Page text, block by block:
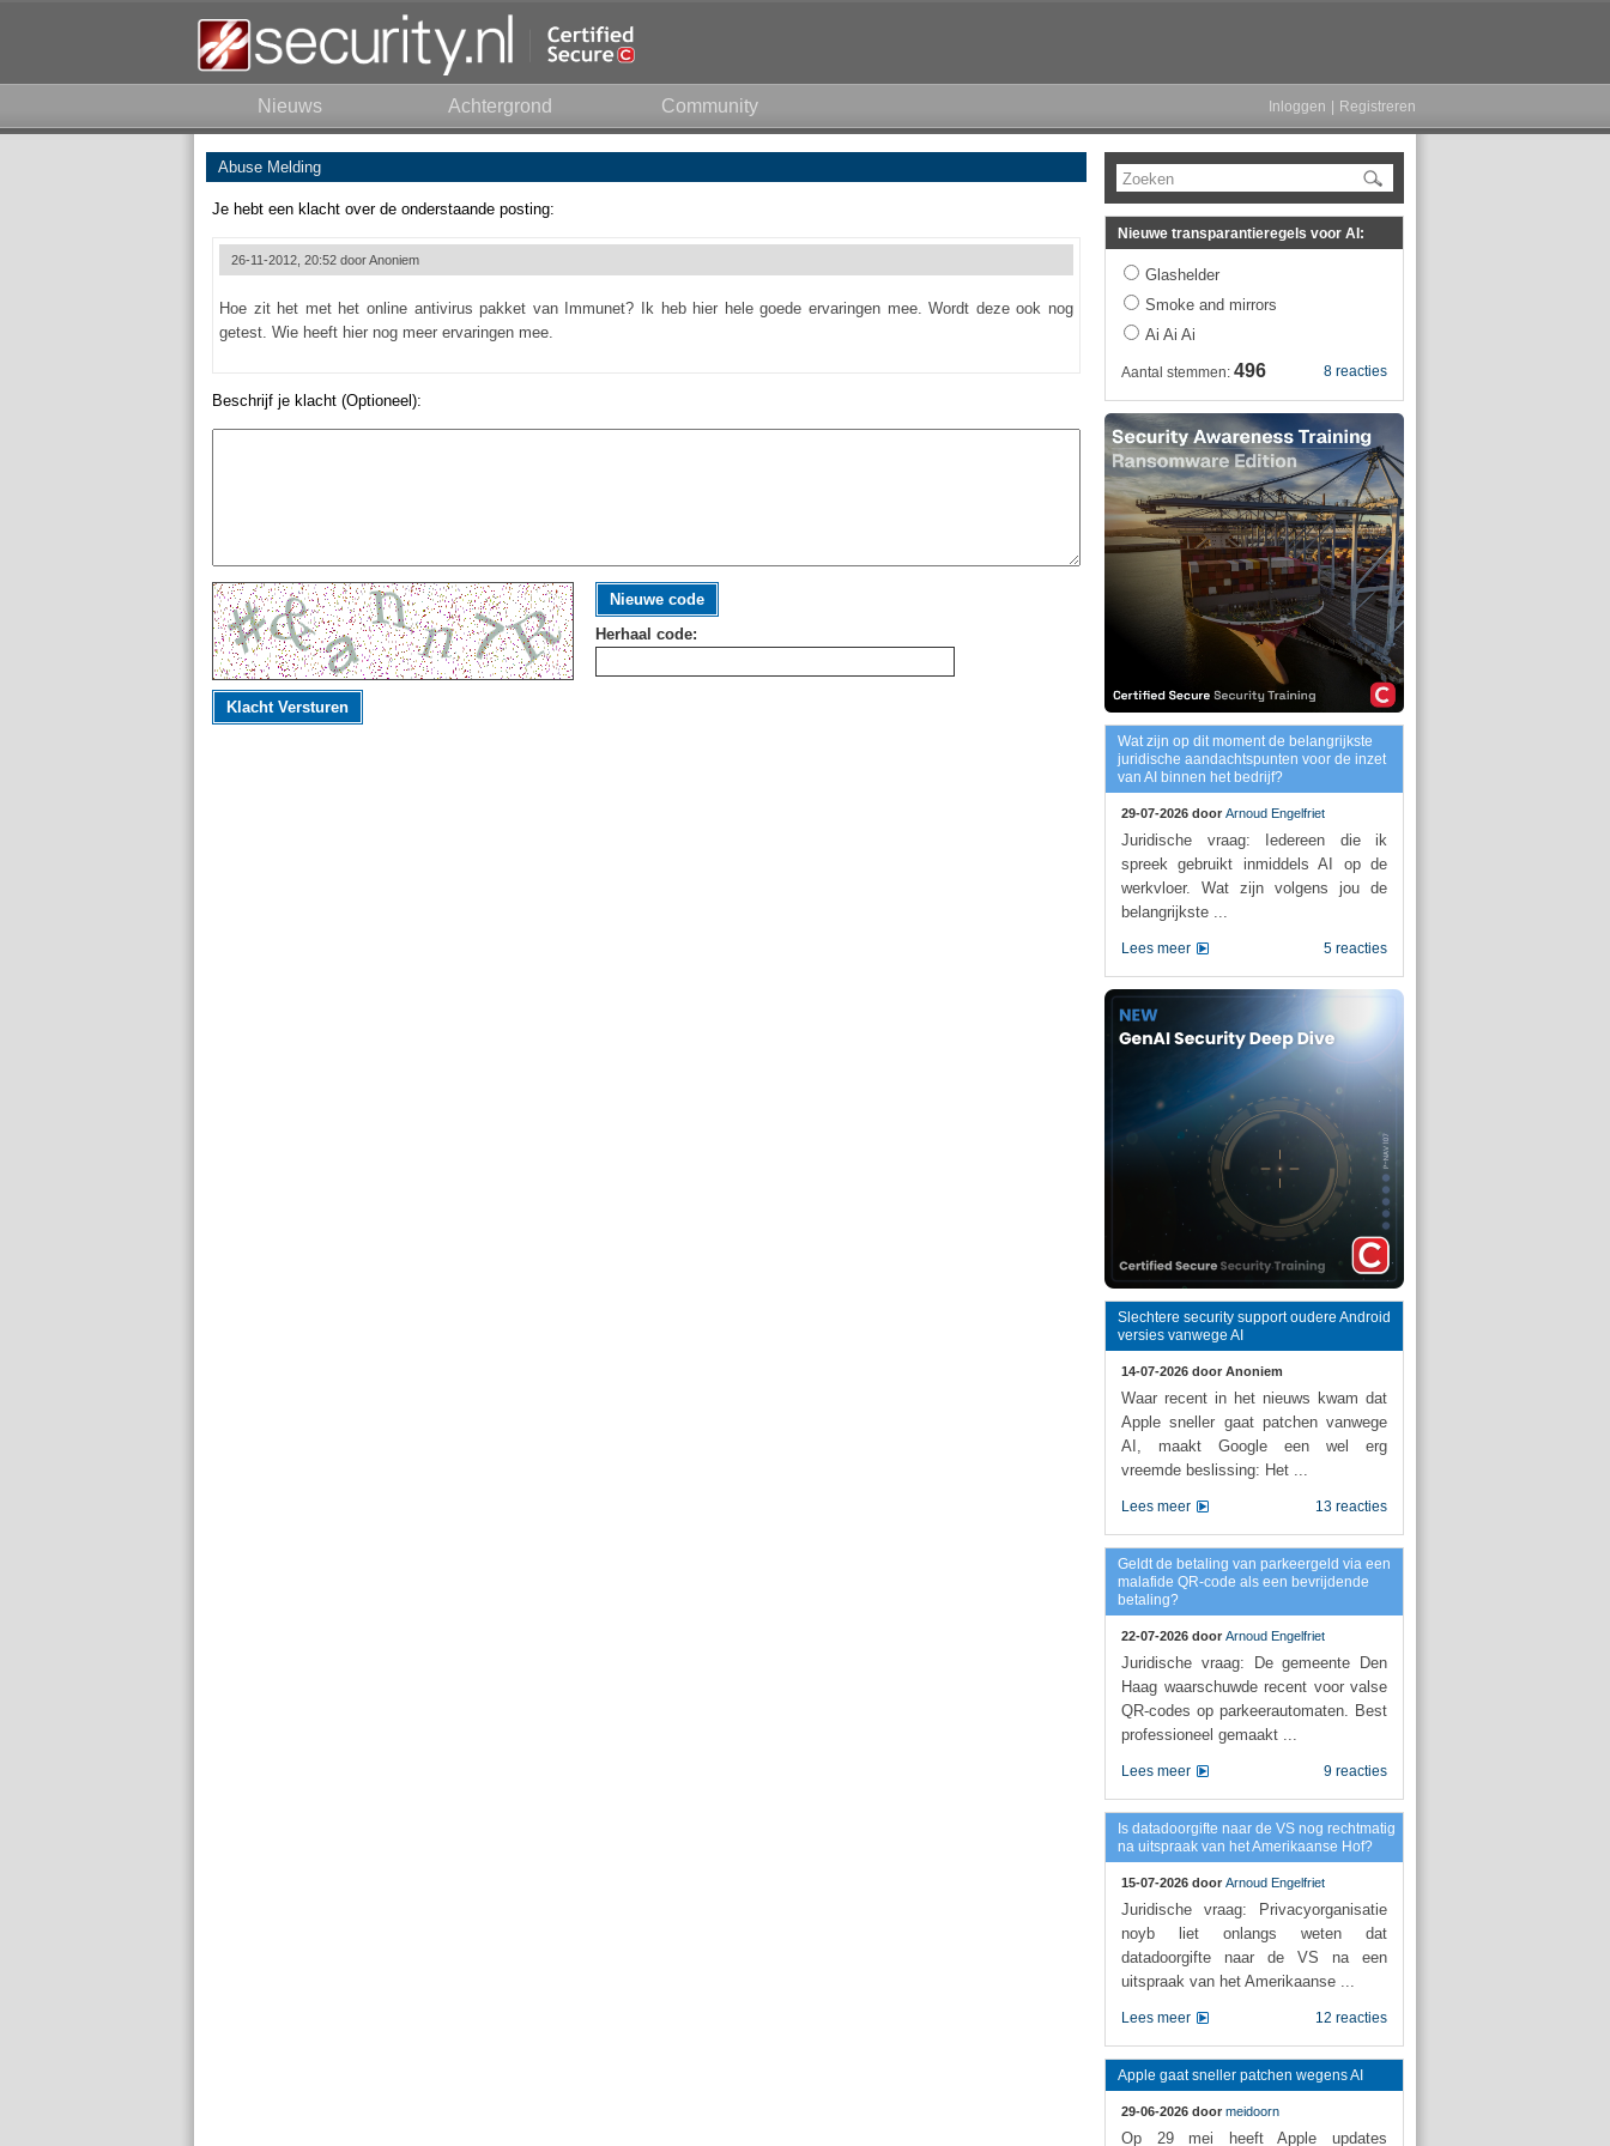
Nieuws Achtergrond Community Inloggen Registreren
Abuse Melding
Je hebt een klacht over de onderstaande posting:
26-11-2012, 20:52 doorAnoniem
Hoe zit het met het online antivirus pakket van Immunet? Ik heb hier hele goede ervaringen mee. Wordt deze ook nog
getest. Wie heeft hier nog meer ervaringen mee.
Beschrijf je klacht (Optioneel):
Nieuwe code
Herhaal code:
Klacht Versturen
Zoeken
Nieuwe transparantieregels voor AI:
Glashelder
Smoke and mirrors
Ai Ai Ai
8 reacties
Aantal stemmen: 496
Wat zijn op dit moment de belangrijkste
juridische aandachtspunten voor de inzet
van AI binnen het bedrijf?
29-07-2026 door Arnoud Engelfriet
Juridische vraag: Iedereen die ik
spreek gebruikt inmiddels AI op de
werkvloer. Wat zijn volgens jou de
belangrijkste ...
5 reacties
Lees meer
Slechtere security support oudere Android
versies vanwege AI
14-07-2026 door Anoniem
Waar recent in het nieuws kwam dat
Apple sneller gaat patchen vanwege
AI, maakt Google een wel erg
vreemde beslissing: Het ...
13 reacties
Lees meer
Geldt de betaling van parkeergeld via een
malafide QR-code als een bevrijdende
betaling?
22-07-2026 door Arnoud Engelfriet
Juridische vraag: De gemeente Den
Haag waarschuwde recent voor valse
QR-codes op parkeerautomaten. Best
professioneel gemaakt ...
9 reacties
Lees meer
Is datadoorgifte naar de VS nog rechtmatig
na uitspraak van het Amerikaanse Hof?
15-07-2026 door Arnoud Engelfriet
Juridische vraag: Privacyorganisatie
noyb liet onlangs weten dat
datadoorgifte naar de VS na een
uitspraak van het Amerikaanse ...
12 reacties
Lees meer
Apple gaat sneller patchen wegens AI
29-06-2026 door meidoorn
Op 29 mei heeft Apple updates